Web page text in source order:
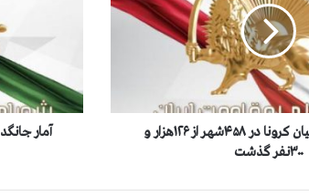
آمار جانگداز قربانیان کرونا در ۴۵۸شهر از ۱۲۶هزار و
۳۰۰نفر گذشت
گ
د
ر